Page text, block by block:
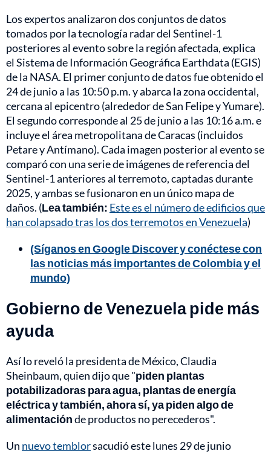
Los expertos analizaron dos conjuntos de datos
tomados por la tecnología radar del Sentinel-1
posteriores al evento sobre la región afectada, explica
el Sistema de Información Geográfica Earthdata (EGIS)
de la NASA. El primer conjunto de datos fue obtenido el
24 de junio a las 10:50 p.m. y abarca la zona occidental,
cercana al epicentro (alrededor de San Felipe y Yumare).
El segundo corresponde al 25 de junio a las 10:16 a.m. e
incluye el área metropolitana de Caracas (incluidos
Petare y Antímano). Cada imagen posterior al evento se
comparó con una serie de imágenes de referencia del
Sentinel-1 anteriores al terremoto, captadas durante
2025, y ambas se fusionaron en un único mapa de
daños. (Lea también: Este es el número de edificios que
han colapsado tras los dos terremotos en Venezuela)
(Síganos en Google Discover y conéctese con
las noticias más importantes de Colombia y el
mundo)
Gobierno de Venezuela pide más
ayuda
Así lo reveló la presidenta de México, Claudia
Sheinbaum, quien dijo que "piden plantas
potabilizadoras para agua, plantas de energía
eléctrica y también, ahora sí, ya piden algo de
alimentaciónde productos no perecederos".
Un nuevo temblorsacudió este lunes 29 de junio